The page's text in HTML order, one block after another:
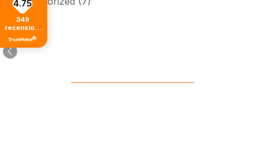
4.75
349
recensioni
di tutti i
tempi